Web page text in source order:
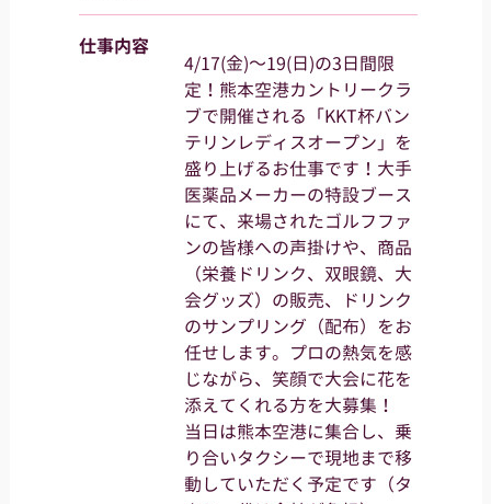
仕事内容
4/17(金)～19(日)の3日間限
定！熊本空港カントリークラ
ブで開催される「KKT杯バン
テリンレディスオープン」を
盛り上げるお仕事です！大手
医薬品メーカーの特設ブース
にて、来場されたゴルフファ
ンの皆様への声掛けや、商品
（栄養ドリンク、双眼鏡、大
会グッズ）の販売、ドリンク
のサンプリング（配布）をお
任せします。プロの熱気を感
じながら、笑顔で大会に花を
添えてくれる方を大募集！
当日は熊本空港に集合し、乗
り合いタクシーで現地まで移
動していただく予定です（タ